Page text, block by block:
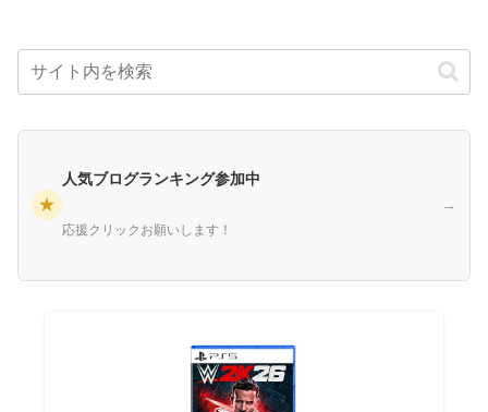
★
人気ブログランキング参加中
応援クリックお願いします！
→